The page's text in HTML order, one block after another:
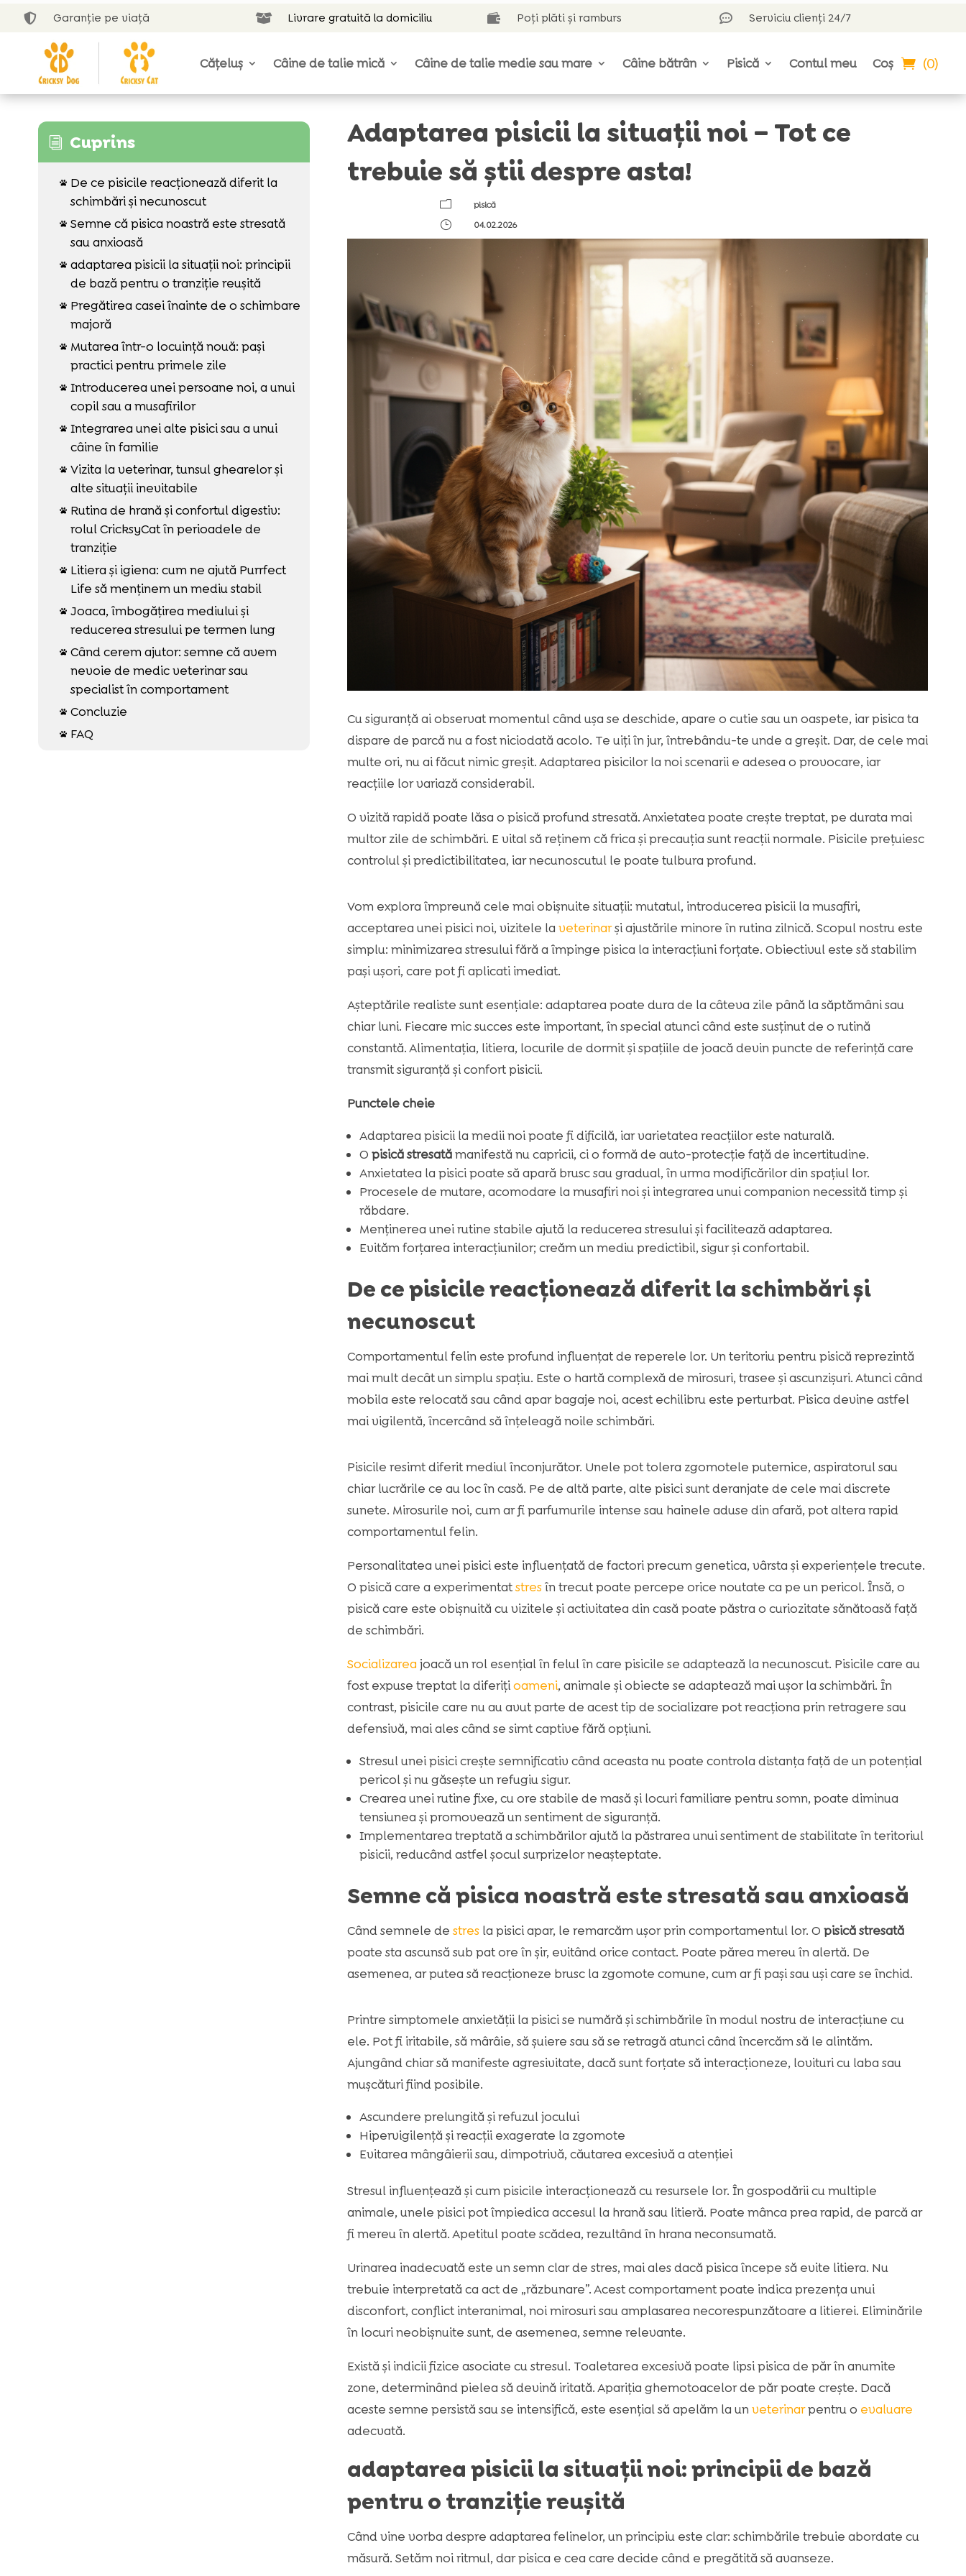
 Garanție pe viață  Livrare gratuită la domiciliu  Poți plăti și ramburs  Serviciu clienți 24/7
Cățeluș Câine de talie mică Câine de talie medie sau mare Câine bătrân Pisică Contul meu Coș (0)
i Cuprins

De ce pisicile reacționează diferit la
schimbări și necunoscut
 Semne că pisica noastră este stresată
sau anxioasă
 adaptarea pisicii la situații noi: principii
de bază pentru o tranziție reușită

Pregătirea casei înainte de o schimbare
majoră

Mutarea într-o locuință nouă: pași
practici pentru primele zile
 Introducerea unei persoane noi, a unui
copil sau a musafirilor
 Integrarea unei alte pisici sau a unui
câine în familie
 Vizita la veterinar, tunsul ghearelor și
alte situații inevitabile

Rutina de hrană și confortul digestiv:
rolul CricksyCat în perioadele de
tranziție

Litiera și igiena: cum ne ajută Purrfect
Life să menținem un mediu stabil
 Joaca, îmbogățirea mediului și
reducerea stresului pe termen lung
 Când cerem ajutor: semne că avem
nevoie de medic veterinar sau
specialist în comportament
 Concluzie
 FAQ
Adaptarea pisicii la situații noi – Tot ce
trebuie să știi despre asta!
m
pisică
}
04.02.2026
Cu siguranță ai observat momentul când ușa se deschide, apare o cutie sau un oaspete, iar pisica ta
dispare de parcă nu a fost niciodată acolo. Te uiți în jur, întrebându-te unde a greșit. Dar, de cele mai
multe ori, nu ai făcut nimic greșit. Adaptarea pisicilor la noi scenarii e adesea o provocare, iar
reacțiile lor variază considerabil.
O vizită rapidă poate lăsa o pisică profund stresată. Anxietatea poate crește treptat, pe durata mai
multor zile de schimbări. E vital să reținem că frica și precauția sunt reacții normale. Pisicile prețuiesc
controlul și predictibilitatea, iar necunoscutul le poate tulbura profund.
Vom explora împreună cele mai obișnuite situații: mutatul, introducerea pisicii la musafiri,
acceptarea unei pisici noi, vizitele la veterinarși ajustările minore în rutina zilnică. Scopul nostru este
simplu: minimizarea stresului fără a împinge pisica la interacțiuni forțate. Obiectivul este să stabilim
pași ușori, care pot fi aplicati imediat.
Așteptările realiste sunt esențiale: adaptarea poate dura de la câteva zile până la săptămâni sau
chiar luni. Fiecare mic succes este important, în special atunci când este susținut de o rutină
constantă. Alimentația, litiera, locurile de dormit și spațiile de joacă devin puncte de referință care
transmit siguranță și confort pisicii.
Punctele cheie
Adaptarea pisicii la medii noi poate fi dificilă, iar varietatea reacțiilor este naturală.
O pisică stresatămanifestă nu capricii, ci o formă de auto-protecție față de incertitudine.
Anxietatea la pisici poate să apară brusc sau gradual, în urma modificărilor din spațiul lor.
Procesele de mutare, acomodare la musafiri noi și integrarea unui companion necessită timp și
răbdare.
Menținerea unei rutine stabile ajută la reducerea stresului și facilitează adaptarea.
Evităm forțarea interacțiunilor; creăm un mediu predictibil, sigur și confortabil.
De ce pisicile reacționează diferit la schimbări și
necunoscut
Comportamentul felin este profund influențat de reperele lor. Un teritoriu pentru pisică reprezintă
mai mult decât un simplu spațiu. Este o hartă complexă de mirosuri, trasee și ascunzișuri. Atunci când
mobila este relocată sau când apar bagaje noi, acest echilibru este perturbat. Pisica devine astfel
mai vigilentă, încercând să înțeleagă noile schimbări.
Pisicile resimt diferit mediul înconjurător. Unele pot tolera zgomotele puternice, aspiratorul sau
chiar lucrările ce au loc în casă. Pe de altă parte, alte pisici sunt deranjate de cele mai discrete
sunete. Mirosurile noi, cum ar fi parfumurile intense sau hainele aduse din afară, pot altera rapid
comportamentul felin.
Personalitatea unei pisici este influențată de factori precum genetica, vârsta și experiențele trecute.
O pisică care a experimentatstresîn trecut poate percepe orice noutate ca pe un pericol. Însă, o
pisică care este obișnuită cu vizitele și activitatea din casă poate păstra o curiozitate sănătoasă față
de schimbări.
Socializarea joacă un rol esențial în felul în care pisicile se adaptează la necunoscut. Pisicile care au
fost expuse treptat la diferițioameni, animale și obiecte se adaptează mai ușor la schimbări. În
contrast, pisicile care nu au avut parte de acest tip de socializare pot reacționa prin retragere sau
defensivă, mai ales când se simt captive fără opțiuni.
Stresul unei pisici crește semnificativ când aceasta nu poate controla distanța față de un potențial
pericol și nu găsește un refugiu sigur.
Crearea unei rutine fixe, cu ore stabile de masă și locuri familiare pentru somn, poate diminua
tensiunea și promovează un sentiment de siguranță.
Implementarea treptată a schimbărilor ajută la păstrarea unui sentiment de stabilitate în teritoriul
pisicii, reducând astfel șocul surprizelor neașteptate.
Semne că pisica noastră este stresată sau anxioasă
Când semnele de stresla pisici apar, le remarcăm ușor prin comportamentul lor. O pisică stresată
poate sta ascunsă sub pat ore în șir, evitând orice contact. Poate părea mereu în alertă. De
asemenea, ar putea să reacționeze brusc la zgomote comune, cum ar fi pași sau uși care se închid.
Printre simptomele anxietății la pisici se numără și schimbările în modul nostru de interacțiune cu
ele. Pot fi iritabile, să mârâie, să șuiere sau să se retragă atunci când încercăm să le alintăm.
Ajungând chiar să manifeste agresivitate, dacă sunt forțate să interacționeze, lovituri cu laba sau
mușcături fiind posibile.
Ascundere prelungită și refuzul jocului
Hipervigilență și reacții exagerate la zgomote
Evitarea mângâierii sau, dimpotrivă, căutarea excesivă a atenției
Stresul influențează și cum pisicile interacționează cu resursele lor. În gospodării cu multiple
animale, unele pisici pot împiedica accesul la hrană sau litieră. Poate mânca prea rapid, de parcă ar
fi mereu în alertă. Apetitul poate scădea, rezultând în hrana neconsumată.
Urinarea inadecvată este un semn clar de stres, mai ales dacă pisica începe să evite litiera. Nu
trebuie interpretată ca act de „răzbunare”. Acest comportament poate indica prezența unui
disconfort, conflict interanimal, noi mirosuri sau amplasarea necorespunzătoare a litierei. Eliminările
în locuri neobișnuite sunt, de asemenea, semne relevante.
Există și indicii fizice asociate cu stresul. Toaletarea excesivă poate lipsi pisica de păr în anumite
zone, determinând pielea să devină iritată. Apariția ghemotoacelor de păr poate crește. Dacă
aceste semne persistă sau se intensifică, este esențial să apelăm la un veterinarpentru o evaluare
adecvată.
adaptarea pisicii la situații noi: principii de bază
pentru o tranziție reușită
Când vine vorba despre adaptarea felinelor, un principiu este clar: schimbările trebuie abordate cu
măsură. Setăm noi ritmul, dar pisica e cea care decide când e pregătită să avanseze.